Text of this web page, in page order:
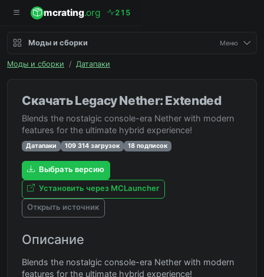
mcrating.org 2 1 5
Моды и сборки Меню
Моды и сборки / Датапаки
Скачать Legacy Nether: Extended
Blends the nostalgic console-era Nether with modern
features for the ultimate hybrid experience!
Датапаки 109 314 загрузок 18 подписок
Выбрать версию
Установить через MCLauncher
Открыть источник
Описание
Blends the nostalgic console-era Nether with modern
features for the ultimate hybrid experience!